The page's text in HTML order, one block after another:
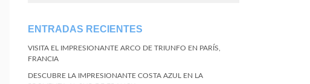
ENTRADAS RECIENTES
VISITA EL IMPRESIONANTE ARCO DE TRIUNFO EN PARÍS,
FRANCIA
DESCUBRE LA IMPRESIONANTE COSTA AZUL EN LA